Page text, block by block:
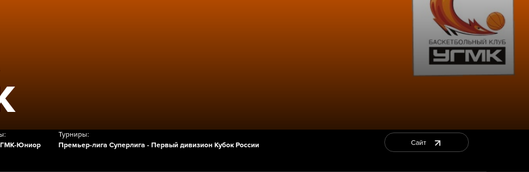
Юниор
Турниры:
Премьер-лига Суперлига - Первый дивизион Кубок России Сайт